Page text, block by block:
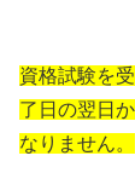
資格試験を
了日の翌日
なりません。